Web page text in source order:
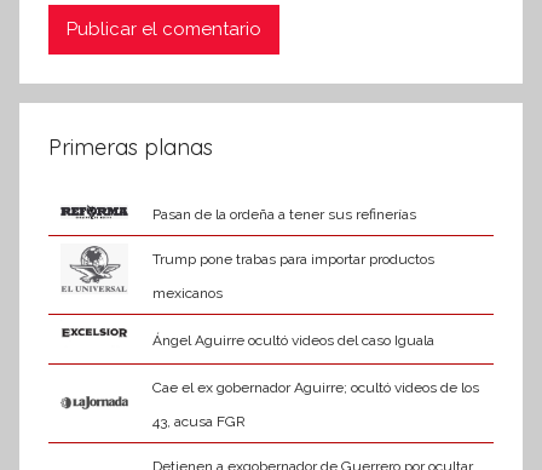
Primeras planas
Pasan de la ordeña a tener sus refinerías
Trump pone trabas para importar productos
mexicanos
Ángel Aguirre ocultó videos del caso Iguala
Cae el ex gobernador Aguirre; ocultó videos de los
43, acusa FGR
Detienen a exgobernador de Guerrero por ocultar